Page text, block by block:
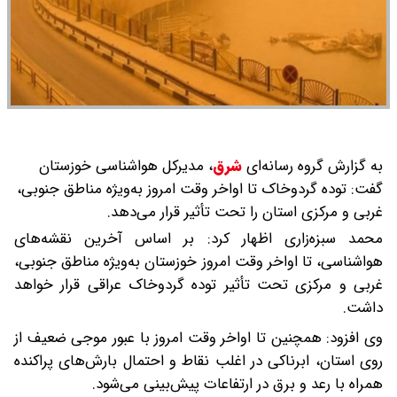
به گزارش گروه رسانه‌ایشرق، مدیرکل هواشناسی خوزستان
گفت: توده گردوخاک تا اواخر وقت امروز به‌ویژه مناطق جنوبی،
غربی و مرکزی استان را تحت تأثیر قرار می‌دهد.
محمد سبزه‌زاری اظهار کرد: بر اساس آخرین نقشه‌های
هواشناسی، تا اواخر وقت امروز خوزستان به‌ویژه مناطق جنوبی،
غربی و مرکزی تحت تأثیر توده گردوخاک عراقی قرار خواهد
داشت.
وی افزود: همچنین تا اواخر وقت امروز با عبور موجی ضعیف از
روی استان، ابرناکی در اغلب نقاط و احتمال بارش‌های پراکنده
همراه با رعد و برق در ارتفاعات پیش‌بینی می‌شود.